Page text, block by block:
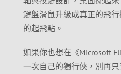
鍵盤滑鼠升級成真正的飛
的起飛點。
如果你也想在《Microsoft
一次自己的獨行俠，別再